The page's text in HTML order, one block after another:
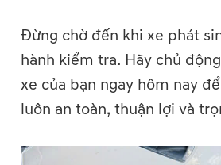
Đừng chờ đến khi xe phát
hành kiểm tra. Hãy chủ
xe của bạn ngay hôm nay
luôn an toàn, thuận lợi và